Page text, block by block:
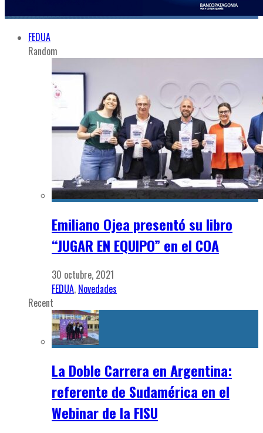
FEDUA
Random
Emiliano Ojea presentó su libro
“JUGAR EN EQUIPO” en el COA
30 octubre, 2021
FEDUA, Novedades
Recent
La Doble Carrera en Argentina:
referente de Sudamérica en el
Webinar de la FISU